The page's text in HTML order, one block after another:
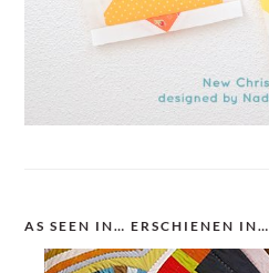
AS SEEN IN… ERSCHIENEN IN…